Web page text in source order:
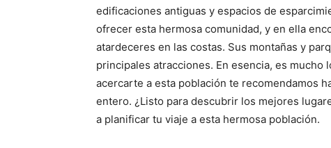
edificaciones antiguas y espacios de
ofrecer esta hermosa comunidad, y en ella
atardeceres en las costas. Sus montañas y
principales atracciones. En esencia, es mucho
acercarte a esta población te recomendamos
entero. ¿Listo para descubrir los mejores
a planificar tu viaje a esta hermosa población.